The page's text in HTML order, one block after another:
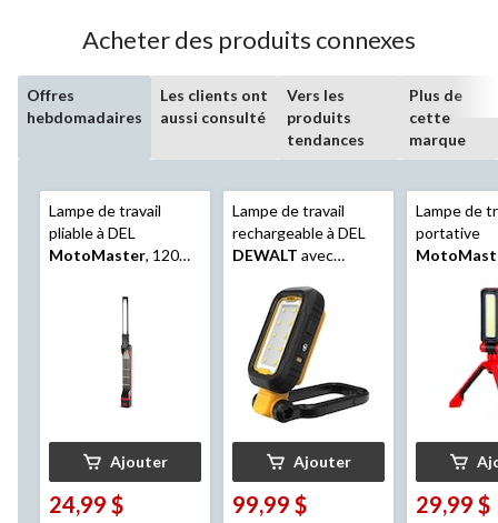
Acheter des produits connexes
Offres
hebdomadaires
Les clients ont
aussi consulté
Vers les
produits
tendances
Plus de
cette
marque
Lampe de travail
pliable à DEL
MotoMaster, 120
Ajouter
24,99 $
Lampe de travail
rechargeable à DEL
DEWALT avec
magnétique et
crochet de
suspension, 1 000
lumens
Ajouter
99,99 $
Lampe de
portative
29,99 $